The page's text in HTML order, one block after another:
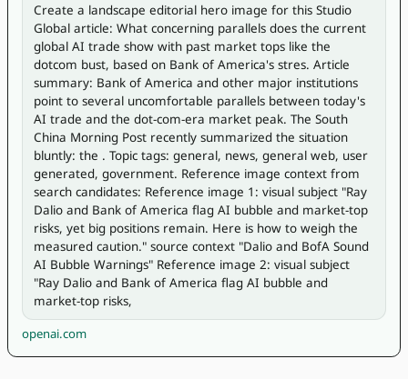
Create a landscape editorial hero image for this Studio
Global article: What concerning parallels does the current
global AI trade show with past market tops like the
dotcom bust, based on Bank of America's stres. Article
summary: Bank of America and other major institutions
point to several uncomfortable parallels between today's
AI trade and the dot-com-era market peak. The South
China Morning Post recently summarized the situation
bluntly: the . Topic tags: general, news, general web, user
generated, government. Reference image context from
search candidates: Reference image 1: visual subject "Ray
Dalio and Bank of America flag AI bubble and market-top
risks, yet big positions remain. Here is how to weigh the
measured caution." source context "Dalio and BofA Sound
AI Bubble Warnings" Reference image 2: visual subject
"Ray Dalio and Bank of America flag AI bubble and
market-top risks,
openai.com